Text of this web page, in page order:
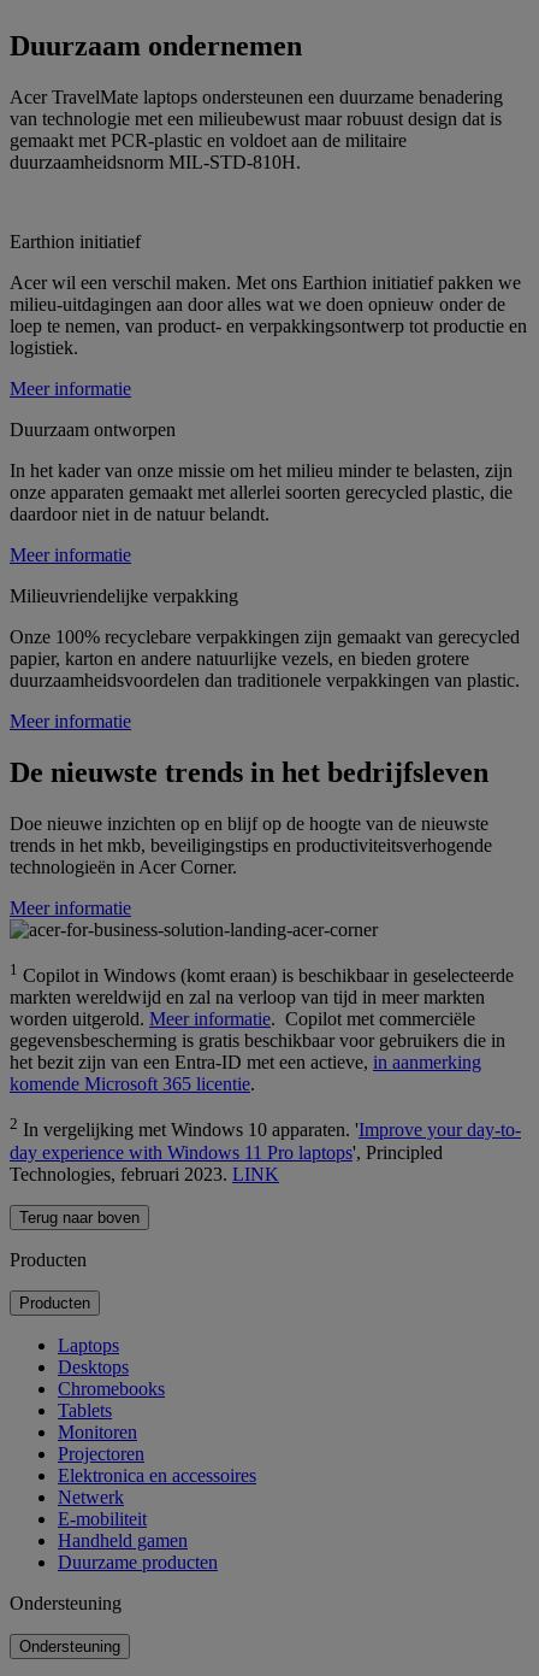
Duurzaam ondernemen
Acer TravelMate laptops ondersteunen een duurzame benadering
van technologie met een milieubewust maar robuust design dat is
gemaakt met PCR-plastic en voldoet aan de militaire
duurzaamheidsnorm MIL-STD-810H.
Earthion initiatief
Acer wil een verschil maken. Met ons Earthion initiatief pakken we
milieu-uitdagingen aan door alles wat we doen opnieuw onder de
loep te nemen, van product- en verpakkingsontwerp tot productie en
logistiek.
Meer informatie
Duurzaam ontworpen
In het kader van onze missie om het milieu minder te belasten, zijn
onze apparaten gemaakt met allerlei soorten gerecycled plastic, die
daardoor niet in de natuur belandt.
Meer informatie
Milieuvriendelijke verpakking
Onze 100% recyclebare verpakkingen zijn gemaakt van gerecycled
papier, karton en andere natuurlijke vezels, en bieden grotere
duurzaamheidsvoordelen dan traditionele verpakkingen van plastic.
Meer informatie
De nieuwste trends in het bedrijfsleven
Doe nieuwe inzichten op en blijf op de hoogte van de nieuwste
trends in het mkb, beveiligingstips en productiviteitsverhogende
technologieën in Acer Corner.
Meer informatie
1 Copilot in Windows (komt eraan) is beschikbaar in geselecteerde
markten wereldwijd en zal na verloop van tijd in meer markten
worden uitgerold. Meer informatie. Copilot met commerciële
gegevensbescherming is gratis beschikbaar voor gebruikers die in
het bezit zijn van een Entra-ID met een actieve, in aanmerking
komende Microsoft 365 licentie.
2 In vergelijking met Windows 10 apparaten. 'Improve your day-to-
day experience with Windows 11 Pro laptops', Principled
Technologies, februari 2023. LINK
Terug naar boven
Producten
Producten
Laptops
Desktops
Chromebooks
Tablets
Monitoren
Projectoren
Elektronica en accessoires
Netwerk
E-mobiliteit
Handheld gamen
Duurzame producten
Ondersteuning
Ondersteuning